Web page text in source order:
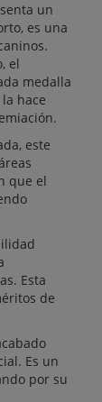
un
es una
el
medalla
hace
este
que el
Esta
de
Es un
por su